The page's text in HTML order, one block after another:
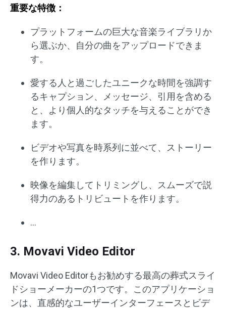
重要な特徴：
プラットフォームの巨大な音楽ライブラリか
ら選ぶか、自分の曲をアップロードできま
す。
愛する人と過ごしたユニークな時間を強調す
るキャプション、メッセージ、引用を含める
と、より個人的なタッチを与えることができ
ます。
ビデオや写真を時系列に並べて、ストーリー
を作ります。
映像を編集してトリミングし、スムーズで説
得力のあるトリビュートを作ります。
…
3. Movavi Video Editor
Movavi Video Editorもお勧めする最高の葬式スライ
ドショーメーカーの1つです。このアプリケーショ
ンは、直感的なユーザーインターフェースとビデ